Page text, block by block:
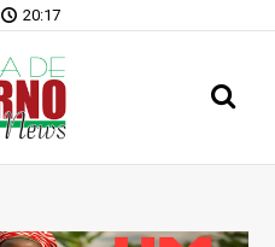
20:17